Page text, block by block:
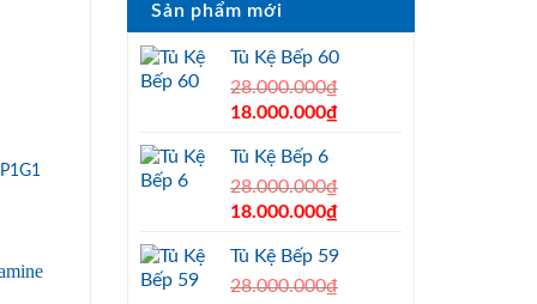
Sản phẩm mới
Tủ Kệ Bếp 60
28.000.000₫
Original
was:
28.000.000₫.
18.000.000₫Current
18.000.000₫.
Tủ Kệ Bếp 6
28.000.000₫
Original
was:
28.000.000₫.
18.000.000₫Current
is:
18.000.000₫.
Tủ Kệ Bếp 59
28.000.000₫